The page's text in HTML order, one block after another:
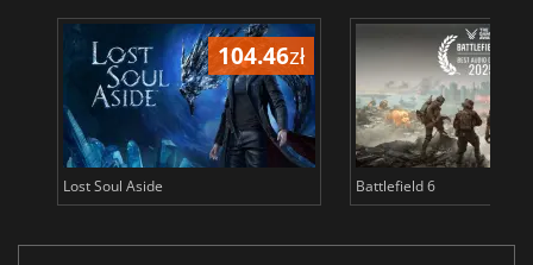
104.46zł
Lost Soul Aside Battlefield 6